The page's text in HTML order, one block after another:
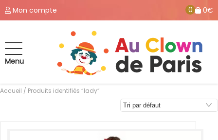
Mon compte 0 0€
Menu
Accueil / Produits identifiés “lady”